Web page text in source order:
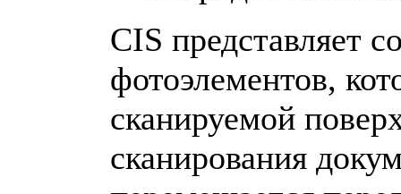
CIS представляет
фотоэлементов,
сканируемой
сканирования